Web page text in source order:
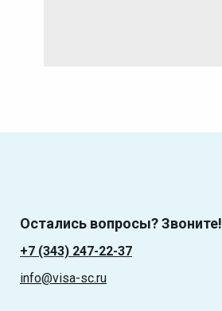
Остались вопросы? Звоните!
+7 (343) 247-22-37
info@visa-sc.ru